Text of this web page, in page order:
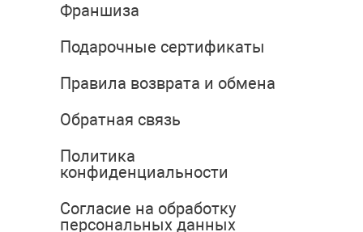
Франшиза
Подарочные сертификаты
Правила возврата и обмена
Обратная связь
Политика
конфиденциальности
Согласие на обработку
персональных данных